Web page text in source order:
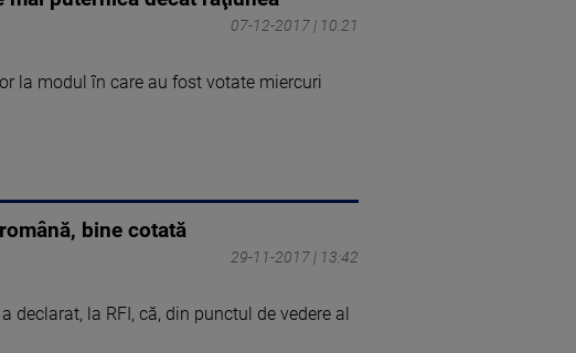
07-12-2017 | 10:21
la modul în care au fost votate miercuri
bine cotată
29-11-2017 | 13:42
declarat, la RFI, că, din punctul de vedere al